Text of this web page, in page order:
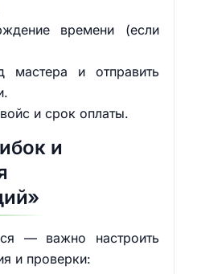
времени (если
мастера и отправить
и срок оплаты.
и
— важно настроить
и проверки: